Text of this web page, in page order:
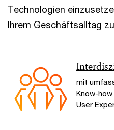
Technologien
Ihrem Geschäftsalltag
mit
Know-
User